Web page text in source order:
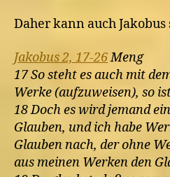
Daher kann auch Jakobus
Jakobus 2, 17-26Meng
17 So steht es auch mit
Werke (aufzuweisen), so
18 Doch es wird jemand
Glauben, und ich habe
Glauben nach, der ohne
aus meinen Werken den